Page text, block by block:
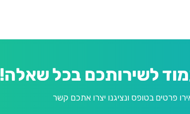
לשירותכם בכל שאלה!
פרטים בטופס ונציגנו יצרו אתכם קשר